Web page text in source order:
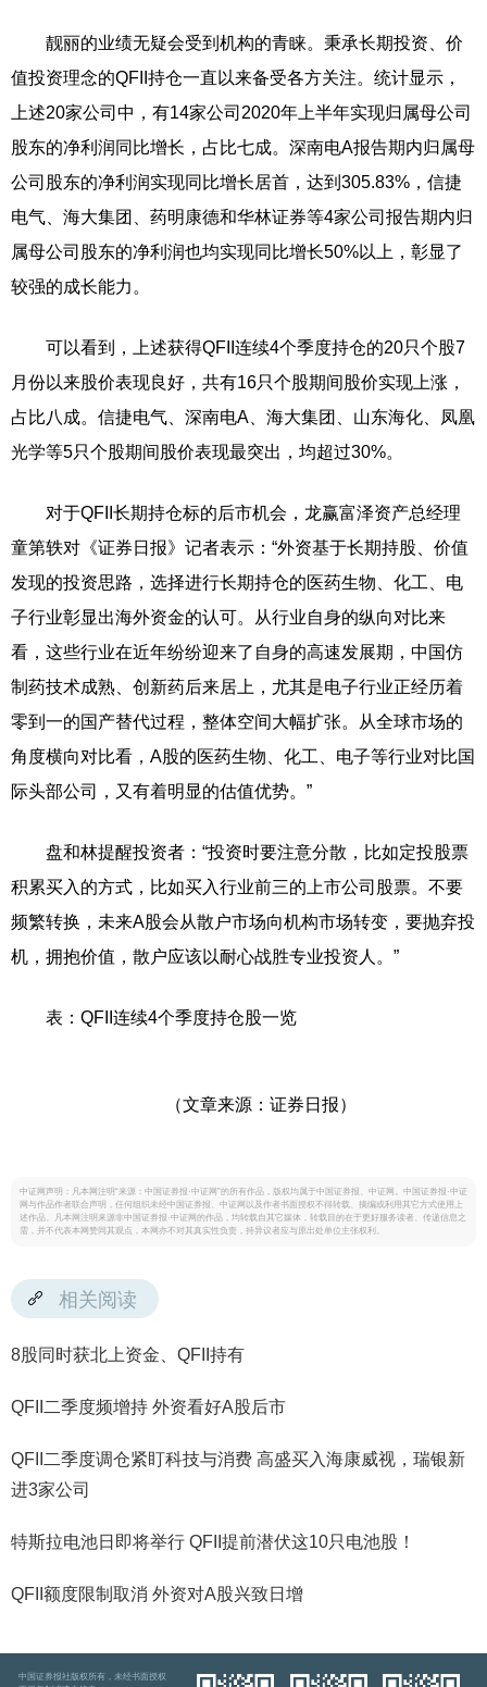
靓丽的业绩无疑会受到机构的青睐。秉承长期投资、价
值投资理念的QFII持仓一直以来备受各方关注。统计显示，
上述20家公司中，有14家公司2020年上半年实现归属母公司
股东的净利润同比增长，占比七成。深南电A报告期内归属母
公司股东的净利润实现同比增长居首，达到305.83%，信捷
电气、海大集团、药明康德和华林证券等4家公司报告期内归
属母公司股东的净利润也均实现同比增长50%以上，彰显了
较强的成长能力。
可以看到，上述获得QFII连续4个季度持仓的20只个股7
月份以来股价表现良好，共有16只个股期间股价实现上涨，
占比八成。信捷电气、深南电A、海大集团、山东海化、凤凰
光学等5只个股期间股价表现最突出，均超过30%。
对于QFII长期持仓标的后市机会，龙赢富泽资产总经理
童第轶对《证券日报》记者表示：“外资基于长期持股、价值
发现的投资思路，选择进行长期持仓的医药生物、化工、电
子行业彰显出海外资金的认可。从行业自身的纵向对比来
看，这些行业在近年纷纷迎来了自身的高速发展期，中国仿
制药技术成熟、创新药后来居上，尤其是电子行业正经历着
零到一的国产替代过程，整体空间大幅扩张。从全球市场的
角度横向对比看，A股的医药生物、化工、电子等行业对比国
际头部公司，又有着明显的估值优势。”
盘和林提醒投资者：“投资时要注意分散，比如定投股票
积累买入的方式，比如买入行业前三的上市公司股票。不要
频繁转换，未来A股会从散户市场向机构市场转变，要抛弃投
机，拥抱价值，散户应该以耐心战胜专业投资人。”
表：QFII连续4个季度持仓股一览
（文章来源：证券日报）
中证网声明：凡本网注明“来源：中国证券报·中证网”的所有作品，版权均属于中国证券报、中证网。中国证券报·中证
网与作品作者联合声明，任何组织未经中国证券报、中证网以及作者书面授权不得转载、摘编或利用其它方式使用上
述作品。凡本网注明来源非中国证券报·中证网的作品，均转载自其它媒体，转载目的在于更好服务读者、传递信息之
需，并不代表本网赞同其观点，本网亦不对其真实性负责，持异议者应与原出处单位主张权利。
相关阅读
8股同时获北上资金、QFII持有
QFII二季度频增持 外资看好A股后市
QFII二季度调仓紧盯科技与消费 高盛买入海康威视，瑞银新
进3家公司
特斯拉电池日即将举行 QFII提前潜伏这10只电池股！
QFII额度限制取消 外资对A股兴致日增
中国证券报社版权所有，未经书面授权